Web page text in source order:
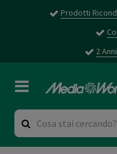
Prodotti
2